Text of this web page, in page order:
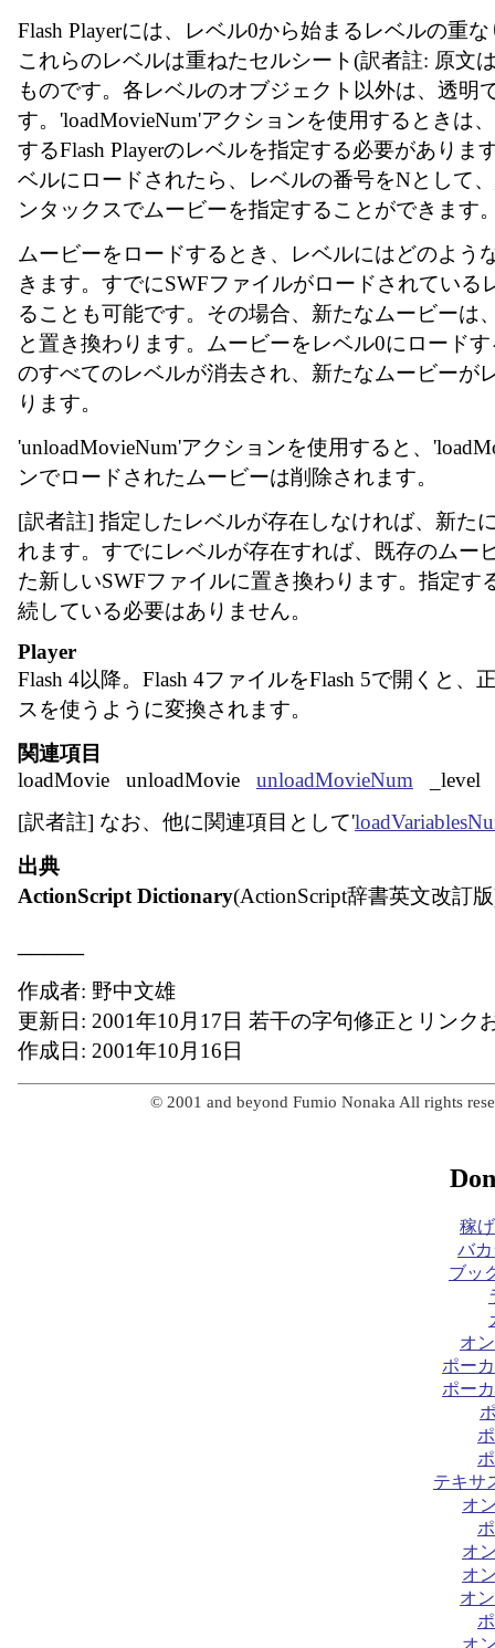
Flash Playerには、レベル0から始まるレベルの重
これらのレベルは重ねたセルシート(訳者註: 原文は
ものです。各レベルのオブジェクト以外は、透明
す。'loadMovieNum'アクションを使用するときは
するFlash Playerのレベルを指定する必要がありま
ベルにロードされたら、レベルの番号をNとして
ンタックスでムービーを指定することができます
ムービーをロードするとき、レベルにはどのよう
きます。すでにSWFファイルがロードされている
ることも可能です。その場合、新たなムービーは
と置き換わります。ムービーをレベル0にロードす
のすべてのレベルが消去され、新たなムービーが
ります。
'unloadMovieNum'アクションを使用すると、
ンでロードされたムービーは削除されます。
[訳者註] 指定したレベルが存在しなければ、新た
れます。すでにレベルが存在すれば、既存のムー
た新しいSWFファイルに置き換わります。指定す
続している必要はありません。
Player
Flash 4以降。Flash 4ファイルをFlash 5で開くと、
スを使うように変換されます。
関連項目
loadMovie unloadMovie unloadMovieNum _level
[訳者註] なお、他に関連項目として'
出典
ActionScript Dictionary(ActionScript辞書英文改訂
作成者: 野中文雄
更新日: 2001年10月17日 若干の字句修正とリンク
作成日: 2001年10月16日
© 2001 and beyond Fumio Nonaka All rights
稼
バ
ブッ
オ
ポー
ポー
テキサ
オ
オ
オ
オ
オ